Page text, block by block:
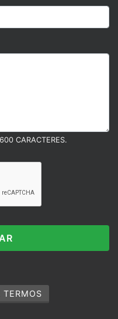
CARACTERES.
AQUI